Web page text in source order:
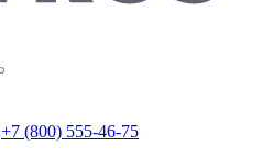
+7 (800) 555-46-75